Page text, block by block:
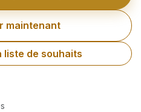
maintenant
liste de souhaits